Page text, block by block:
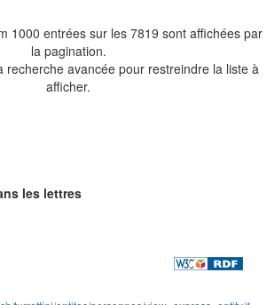
1000 entrées sur les 7819 sont affichées par
la pagination.
recherche avancée pour restreindre la liste à
afficher.
les lettres